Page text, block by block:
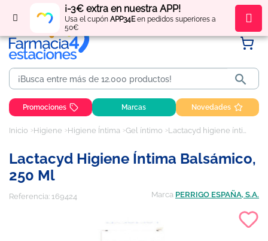
¡-3€ extra en nuestra APP!
Usa el cupón APP34Een pedidos superiores a
50€
Regístratey obténpuntos por tus compras

Promociones Marcas Novedades
Inicio Higiene Higiene Íntima Gel íntimo Lactacyd higiene íntima balsámico, 250 ml
Lactacyd Higiene Íntima Balsámico,
250 Ml
Referencia: 169424 Marca PERRIGO ESPAÑA, S.A.